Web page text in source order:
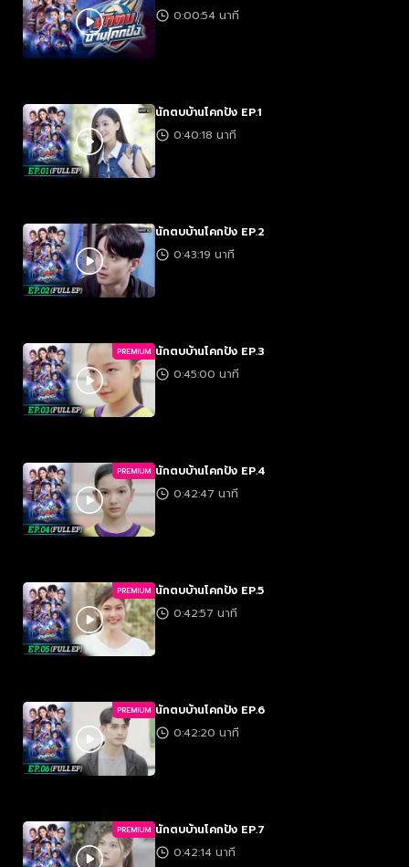
0:00:54 นาที
นักตบบ้านโคกปัง EP.1
0:40:18 นาที
นักตบบ้านโคกปัง EP.2
0:43:19 นาที
PREMIUM นักตบบ้านโคกปัง EP.3
0:45:00 นาที
PREMIUM นักตบบ้านโคกปัง EP.4
0:42:47 นาที
PREMIUM นักตบบ้านโคกปัง EP.5
0:42:57 นาที
PREMIUM นักตบบ้านโคกปัง EP.6
0:42:20 นาที
PREMIUM นักตบบ้านโคกปัง EP.7
0:42:14 นาที